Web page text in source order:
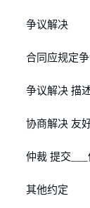
争议解决
合同应规定
争议解决 描
协商解决 友
仲裁 提交
其他约定